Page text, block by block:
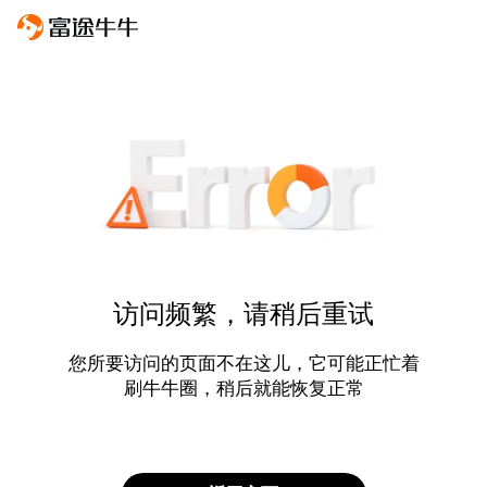
访问频繁，请稍后重试
您所要访问的页面不在这儿，它可能正忙着
刷牛牛圈，稍后就能恢复正常